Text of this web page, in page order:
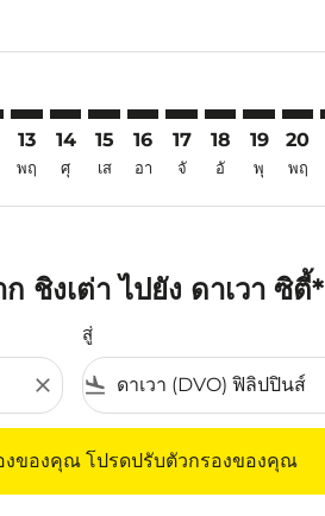
13
พฤ
14
ศุ
15
เส
16
อา
17
จั
18
อั
19
พุ
20
พฤ
ชิงเต่า ไปยัง ดาเวา ซิตี้*
close
สู่
flight_land
ของคุณ โปรดปรับตัวกรองของคุณ